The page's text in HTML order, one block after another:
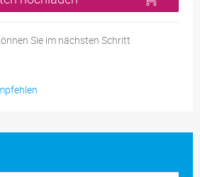
Sie im nächsten Schritt